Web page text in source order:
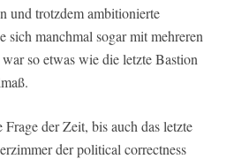
und trotzdem ambitionierte
sich manchmal sogar mit mehreren
so etwas wie die letzte Bastion
der Zeit, bis auch das letzte
der political correctness